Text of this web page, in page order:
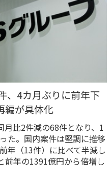
、4カ月ぶりに前年下
編が具体化
月比2件減の68件となり、1
た。国内案件は堅調に推移
年（13件）に比べて半減し
前年の1391億円から倍増し